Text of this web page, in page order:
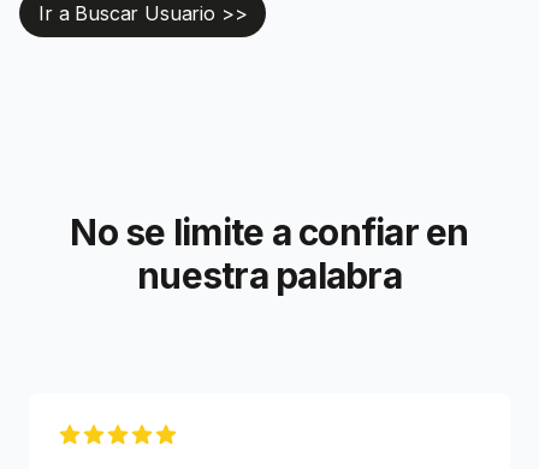
Ir a Buscar Usuario >>
No se limite a confiar en
nuestra palabra
5 out of 5 stars